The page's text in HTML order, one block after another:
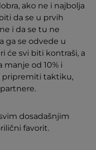
ako ne i najbolja
da se u prvih
i da se tu ne
ga se odvede u
će svi biti kontraši, a
od 10% i
pripremiti taktiku,
dosadašnjim
favorit.